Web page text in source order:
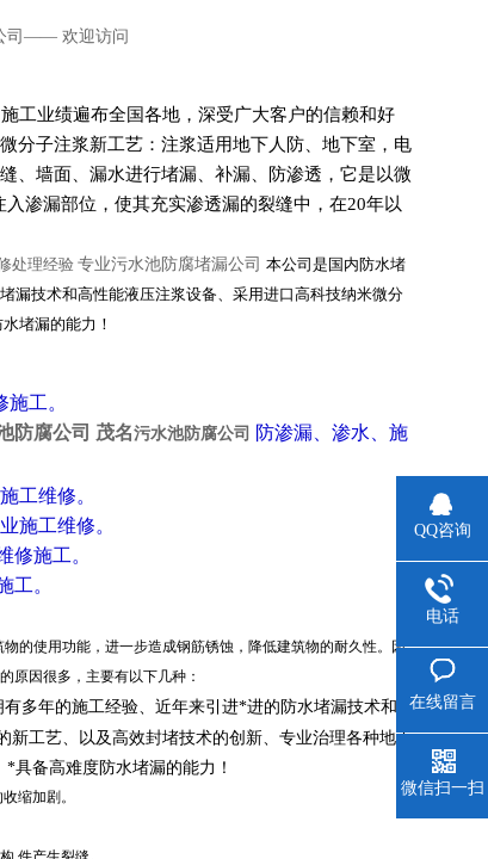
工业绩遍布全国各地，深受广大客户的信赖和好
分子注浆新工艺：注浆适用地下人防、地下室，电
、墙面、漏水进行堵漏、补漏、防渗透，它是以微
渗漏部位，使其充实渗透漏的裂缝中，在20年以
处理经验 专业污水池防腐堵漏公司 本公司是国内防水堵
漏技术和高性能液压注浆设备、采用进口高科技纳米微分
堵漏的能力！
工。
防腐公司 茂名污水池防腐公司
防渗漏、渗水、施
工维修。
施工维修。
修施工。
工。
的使用功能，进一步造成钢筋锈蚀，降低建筑物的耐久性。因
原因很多，主要有以下几种：
有多年的施工经验、近年来引进*进的防水堵漏技术和高
工艺、以及高效封堵技术的创新、专业治理各种地下
具备高难度防水堵漏的能力！
缩加剧。
QQ咨询
电话
在线留言
微信扫一扫